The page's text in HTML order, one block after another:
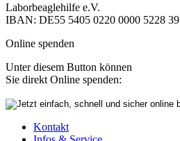
Laborbeaglehilfe e.V.
IBAN: DE55 5405 0220 0000 5228 39
Online spenden
Unter diesem Button können
Sie direkt Online spenden:
Kontakt